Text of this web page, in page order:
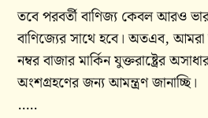
তবে পরবর্তী বাণিজ্য কেবল আরও
বাণিজ্যের সাথে হবে। অতএব,
নম্বর বাজার মার্কিন যুক্তরাষ্ট্রের
অংশগ্রহণের জন্য আমন্ত্রণ জানাচ্ছি।
…..